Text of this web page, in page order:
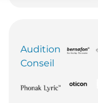
Audition
Conseil